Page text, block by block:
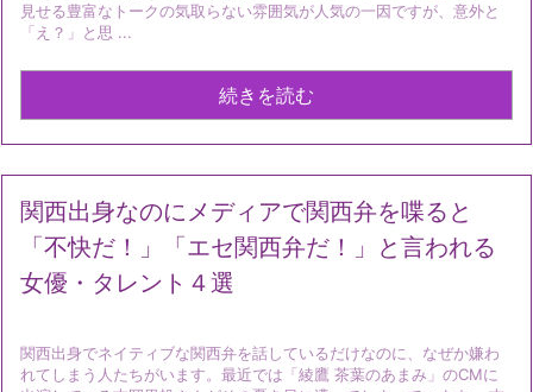
見せる豊富なトークの気取らない雰囲気が人気の一因ですが、意外と
「え？」と思 ...
続きを読む
関西出身なのにメディアで関西弁を喋ると
「不快だ！」「エセ関西弁だ！」と言われる
女優・タレント４選
関西出身でネイティブな関西弁を話しているだけなのに、なぜか嫌わ
れてしまう人たちがいます。最近では「綾鷹 茶葉のあまみ」のCMに